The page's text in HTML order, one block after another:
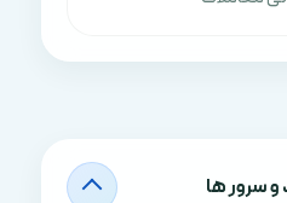
و سرور ها